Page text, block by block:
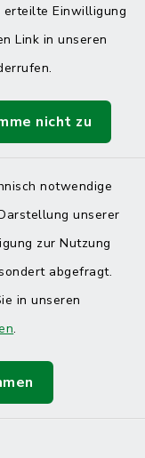
erteilte Einwilligung
Link in unseren
nicht zu
notwendige
unserer
zur Nutzung
abgefragt.
in unseren
.